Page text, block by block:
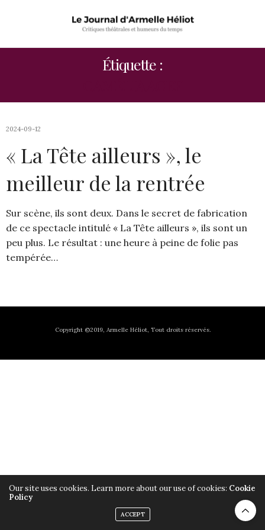
Étiquette :
2024-09-12
« La Tête ailleurs », le
meilleur de la rentrée
Sur scène, ils sont deux. Dans le secret de fabrication
de ce spectacle intitulé « La Tête ailleurs », ils sont un
peu plus. Le résultat : une heure à peine de folie pas
tempérée…
Copyright ©2019, Armelle Héliot, Tout droits réservés.
Our site uses cookies. Learn more about our use of cookies: Cookie
Policy
ACCEPT